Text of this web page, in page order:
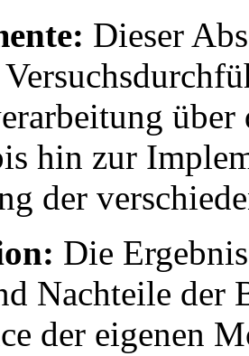
Dieser
hin zur
der
Die
Nachteile
der eigenen